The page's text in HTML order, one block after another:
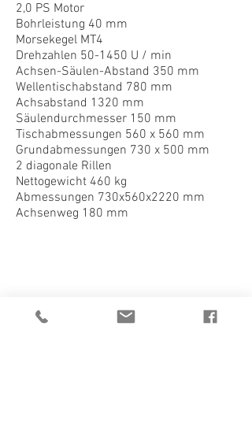
2,0 PS Motor
Bohrleistung 40 mm
Morsekegel MT4
Drehzahlen 50-1450 U / min
Achsen-Säulen-Abstand 350 mm
Wellentischabstand 780 mm
Achsabstand 1320 mm
Säulendurchmesser 150 mm
Tischabmessungen 560 x 560 mm
Grundabmessungen 730 x 500 mm
2 diagonale Rillen
Nettogewicht 460 kg
Abmessungen 730x560x2220 mm
Achsenweg 180 mm
HU40TSI